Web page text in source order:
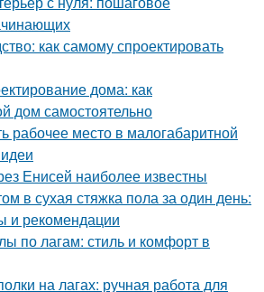
как самому спроектировать
дома: как
дом самостоятельно
рабочее место в малогабаритной
Енисей наиболее известны
в сухая стяжка пола за один день:
и рекомендации
по лагам: стиль и комфорт в
на лагах: ручная работа для